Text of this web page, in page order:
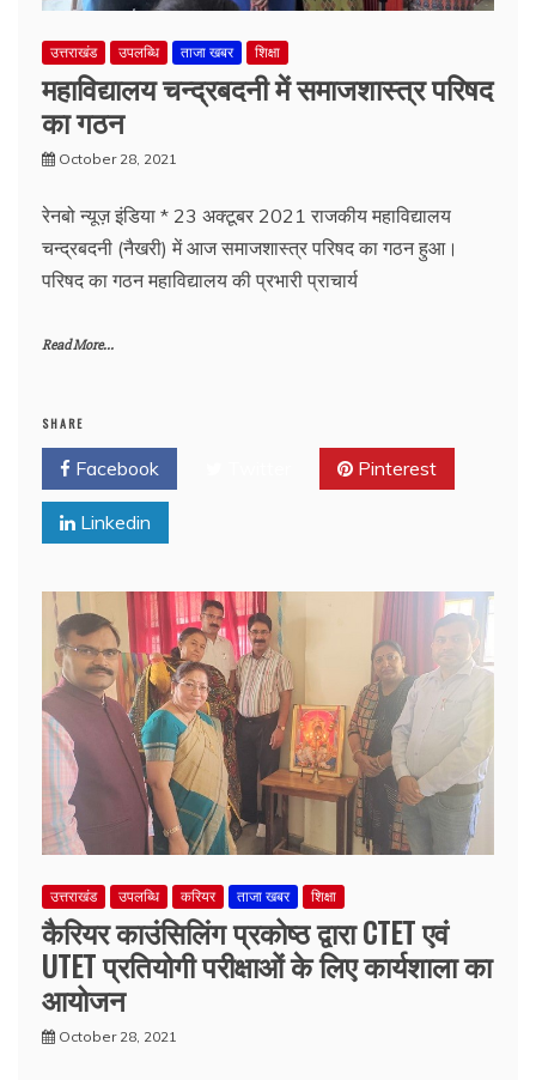
उत्तराखंड उपलब्धि ताजा खबर शिक्षा
महाविद्यालय चन्द्रबदनी में समाजशास्त्र परिषद
का गठन
October 28, 2021
रेनबो न्यूज़ इंडिया * 23 अक्टूबर 2021 राजकीय महाविद्यालय
चन्द्रबदनी (नैखरी) में आज समाजशास्त्र परिषद का गठन हुआ।
परिषद का गठन महाविद्यालय की प्रभारी प्राचार्य
Read More...
SHARE
Facebook Pinterest
Linkedin
उत्तराखंड उपलब्धि करियर ताजा खबर शिक्षा
कैरियर काउंसिलिंग प्रकोष्ठ द्वारा CTET एवं
UTET प्रतियोगी परीक्षाओं के लिए कार्यशाला का
आयोजन
October 28, 2021